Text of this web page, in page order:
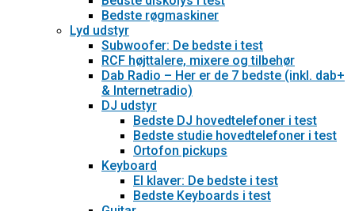
Bedste røgmaskiner
Lyd udstyr
Subwoofer: De bedste i test
RCF højttalere, mixere og tilbehør
Dab Radio – Her er de 7 bedste (inkl. dab+
& Internetradio)
DJ udstyr
Bedste DJ hovedtelefoner i test
Bedste studie hovedtelefoner i test
Ortofon pickups
Keyboard
El klaver: De bedste i test
Bedste Keyboards i test